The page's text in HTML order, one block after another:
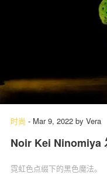
时尚 - Mar 9, 2022 by Vera
Noir Kei Ninomiya
霓虹色点缀下的黑色魔法。